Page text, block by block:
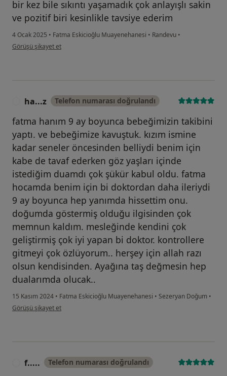
bir kez bile sıkıntı yaşamadık çok anlayışlı sakin
ve pozitif biri kesinlikle tavsiye ederim
4 Ocak 2025 • Fatma Eskicioğlu Muayenehanesi • Randevu •
kullanıcının görüşüne göre se....
Görüşü şikayet et
ha...z Telefon numarası doğrulandı
fatma hanım 9 ay boyunca bebeğimizin takibini
yaptı. ve bebeğimize kavuştuk. kızım ismine
kadar seneler öncesinden belliydi benim için
kabe de tavaf ederken göz yaşları içinde
istediğim duamdı çok şükür kabul oldu. fatma
hocamda benim için bi doktordan daha ileriydi
9 ay boyunca hep yanımda hissettim onu.
doğumda göstermiş olduğu ilgisinden çok
memnun kaldım. mesleğinde kendini çok
geliştirmiş çok iyi yapan bi doktor. kontrollere
gitmeyi çok özlüyorum.. herşey için allah razı
olsun kendisinden. Ayağına taş değmesin hep
dualarımda olucak..
15 Kasım 2024 • Fatma Eskicioğlu Muayenehanesi • Sezeryan Doğum •
kullanıcının görüşüne göre ha...z
Görüşü şikayet et
f..... Telefon numarası doğrulandı